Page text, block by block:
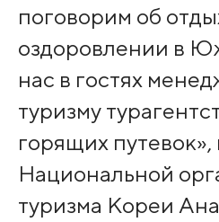
поговорим об
оздоровлении в
нас в гостях
туризму
горящих
Национальной
туризма Кореи